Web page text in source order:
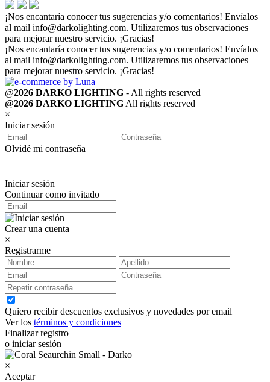
¡Nos encantaría conocer tus sugerencias y/o comentarios! Envíalos
al mail info@darkolighting.com. Utilizaremos tus observaciones
para mejorar nuestro servicio. ¡Gracias!
¡Nos encantaría conocer tus sugerencias y/o comentarios! Envíalos
al mail info@darkolighting.com. Utilizaremos tus observaciones
para mejorar nuestro servicio. ¡Gracias!
@2026 DARKO LIGHTING - All rights reserved
@2026 DARKO LIGHTINGAll rights reserved
×
Iniciar sesión
Olvidé mi contraseña
Iniciar sesión
Continuar como invitado
Crear una cuenta
×
Registrarme
Quiero recibir descuentos exclusivos y novedades por email
Ver los términos y condiciones
Finalizar registro
o iniciar sesión
×
Aceptar